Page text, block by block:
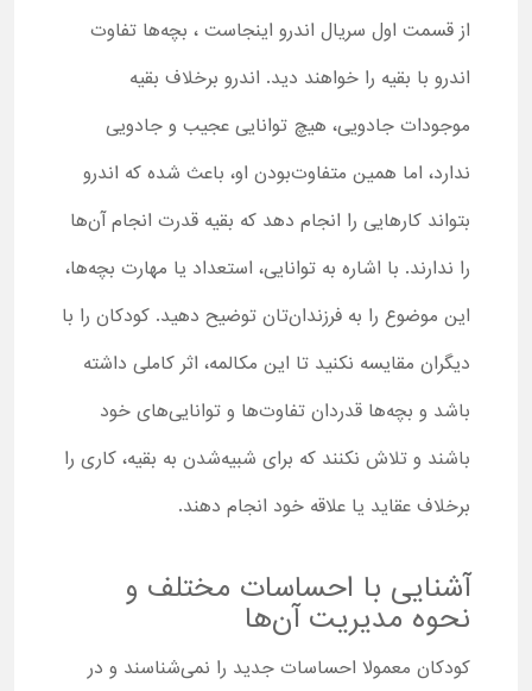
از قسمت اول سریال اندرو اینجاست ، بچه‌ها تفاوت
اندرو با بقیه را خواهند دید. اندرو برخلاف بقیه
موجودات جادویی، هیچ توانایی عجیب و جادویی
ندارد، اما همین متفاوت‌بودن او، باعث شده که اندرو
بتواند کارهایی را انجام دهد که بقیه قدرت انجام آن‌ها
را ندارند. با اشاره به توانایی، استعداد یا مهارت بچه‌ها،
این موضوع را به فرزندان‌تان توضیح دهید. کودکان را با
دیگران مقایسه نکنید تا این مکالمه، اثر کاملی داشته
باشد و بچه‌ها قدردان تفاوت‌ها و توانایی‌های خود
باشند و تلاش نکنند که برای شبیه‌شدن به بقیه، کاری را
برخلاف عقاید یا علاقه خود انجام دهند.
آشنایی با احساسات مختلف و
نحوه مدیریت آن‌ها
کودکان معمولا احساسات جدید را نمی‌شناسند و در